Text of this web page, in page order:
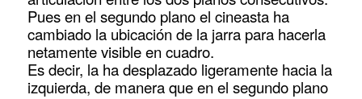
Pues en el segundo plano el cineasta ha
cambiado la ubicación de la jarra para hacerla
netamente visible en cuadro.
Es decir, la ha desplazado ligeramente hacia la
izquierda, de manera que en el segundo plano